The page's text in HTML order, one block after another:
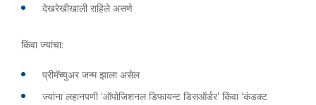
देखरेखीखाली राहिले असणे
किंवा ज्यांचा:
प्रीमॅच्युअर जन्म झाला असेल
ज्यांना लहानपणी ‘ऑपोजिशनल डिफायन्ट डिसऑर्डर’ किंवा ‘कंडक्ट